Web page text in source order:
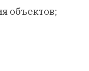
объектов;